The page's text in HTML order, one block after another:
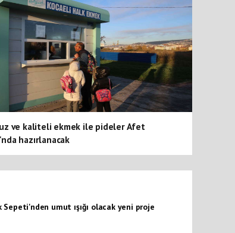
ve kaliteli ekmek ile pideler Afet
hazırlanacak
Sepeti'nden umut ışığı olacak yeni proje